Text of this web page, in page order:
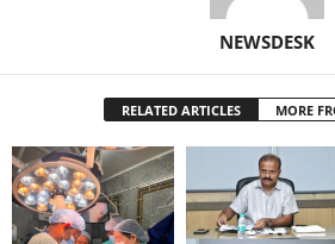
NEWSDESK
RELATED ARTICLES MORE